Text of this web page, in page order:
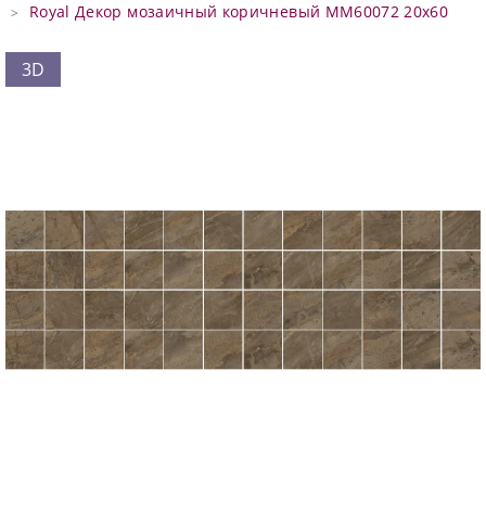
Royal Декор мозаичный коричневый MM60072 20х60
3D